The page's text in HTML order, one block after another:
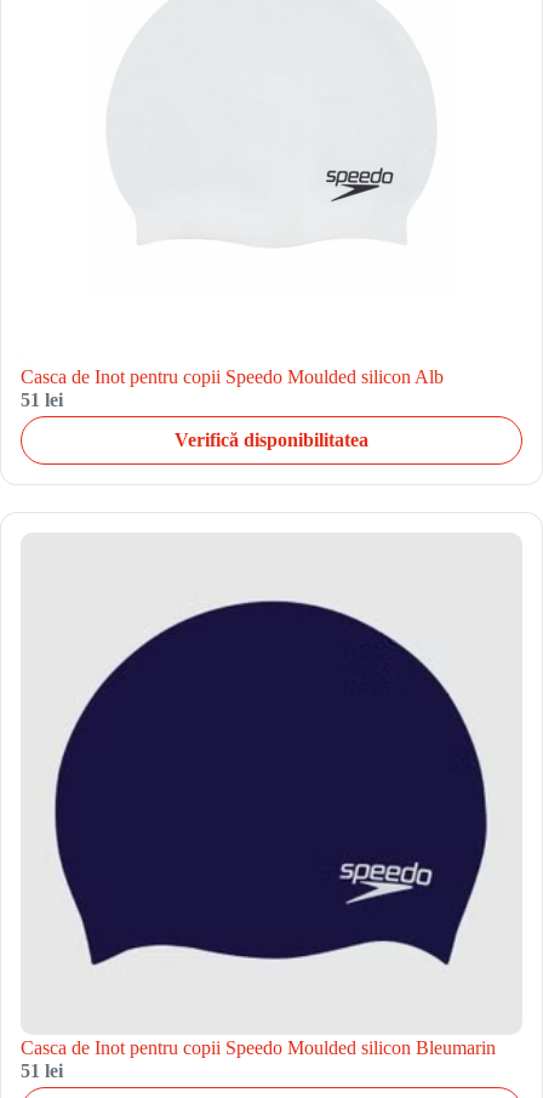
Casca de Inot pentru copii Speedo Moulded silicon Alb
51 lei
Verifică disponibilitatea
Casca de Inot pentru copii Speedo Moulded silicon Bleumarin
51 lei